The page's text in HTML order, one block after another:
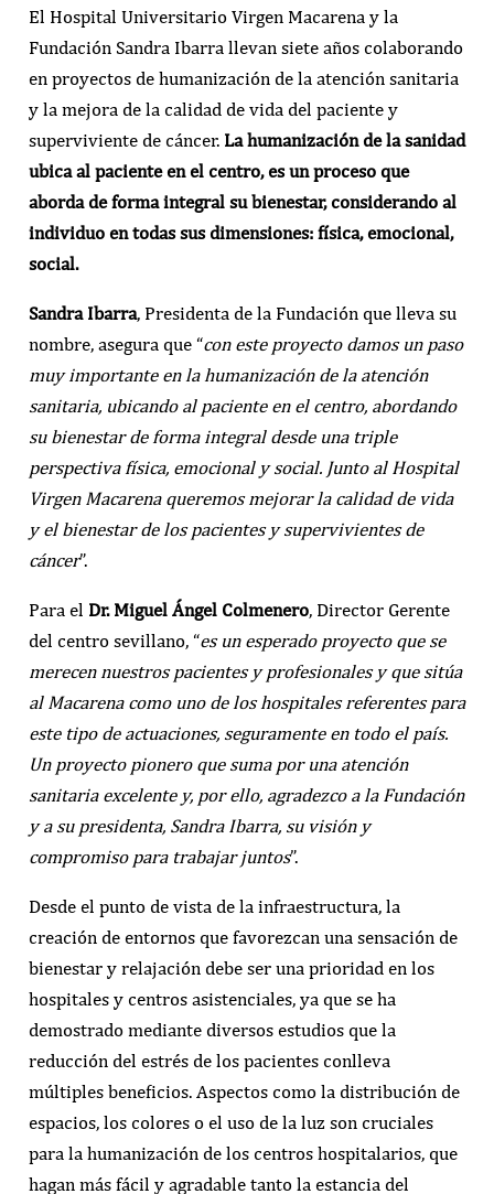
El Hospital Universitario Virgen Macarena y la
Fundación Sandra Ibarra llevan siete años colaborando
en proyectos de humanización de la atención sanitaria
y la mejora de la calidad de vida del paciente y
superviviente de cáncer. La humanización de la sanidad
ubica al paciente en el centro, es un proceso que
aborda de forma integral su bienestar, considerando al
individuo en todas sus dimensiones: física, emocional,
social.
Sandra Ibarra, Presidenta de la Fundación que lleva su
nombre, asegura que “con este proyecto damos un paso
muy importante en la humanización de la atención
sanitaria, ubicando al paciente en el centro, abordando
su bienestar de forma integral desde una triple
perspectiva física, emocional y social. Junto al Hospital
Virgen Macarena queremos mejorar la calidad de vida
y el bienestar de los pacientes y supervivientes de
cáncer”.
Para el Dr. Miguel Ángel Colmenero, Director Gerente
del centro sevillano, “es un esperado proyecto que se
merecen nuestros pacientes y profesionales y que sitúa
al Macarena como uno de los hospitales referentes para
este tipo de actuaciones, seguramente en todo el país.
Un proyecto pionero que suma por una atención
sanitaria excelente y, por ello, agradezco a la Fundación
y a su presidenta, Sandra Ibarra, su visión y
compromiso para trabajar juntos”.
Desde el punto de vista de la infraestructura, la
creación de entornos que favorezcan una sensación de
bienestar y relajación debe ser una prioridad en los
hospitales y centros asistenciales, ya que se ha
demostrado mediante diversos estudios que la
reducción del estrés de los pacientes conlleva
múltiples beneficios. Aspectos como la distribución de
espacios, los colores o el uso de la luz son cruciales
para la humanización de los centros hospitalarios, que
hagan más fácil y agradable tanto la estancia del